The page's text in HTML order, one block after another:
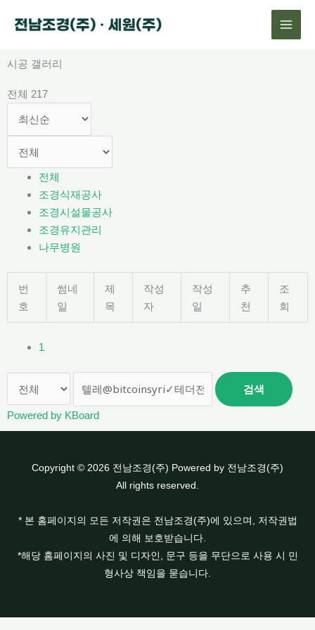
로
너
시공 갤러리
전체 217
전체
조경식재공사
조경시설물공사
조경유지관리
나무병원
번
호
썸네
일
제
목
작성
자
작성
일
추
천
조
회
1
검색
Powered by KBoard
Copyright © 2026 전남조경(주) Powered by 전남조경(주)
All rights reserved.
* 본 홈페이지의 모든 저작권은 전남조경(주)에 있으며, 저작권법
에 의해 보호받습니다.
*해당 홈페이지의 사진 및 디자인, 문구 등을 무단으로 사용 시 민
형사상 책임을 묻습니다.